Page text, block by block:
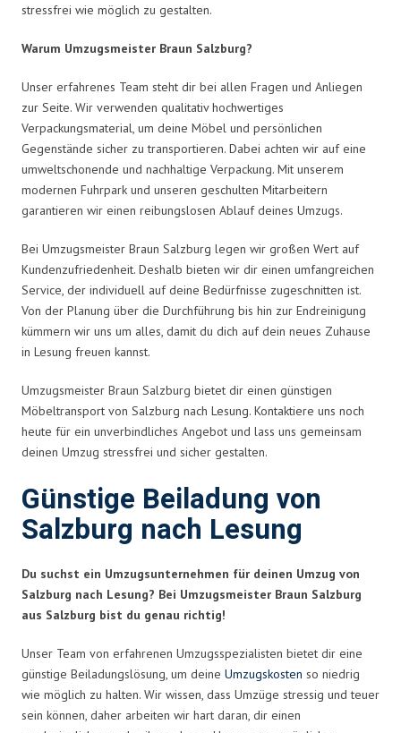
stressfrei wie möglich zu gestalten.
Warum Umzugsmeister Braun Salzburg?
Unser erfahrenes Team steht dir bei allen Fragen und Anliegen
zur Seite. Wir verwenden qualitativ hochwertiges
Verpackungsmaterial, um deine Möbel und persönlichen
Gegenstände sicher zu transportieren. Dabei achten wir auf eine
umweltschonende und nachhaltige Verpackung. Mit unserem
modernen Fuhrpark und unseren geschulten Mitarbeitern
garantieren wir einen reibungslosen Ablauf deines Umzugs.
Bei Umzugsmeister Braun Salzburg legen wir großen Wert auf
Kundenzufriedenheit. Deshalb bieten wir dir einen umfangreichen
Service, der individuell auf deine Bedürfnisse zugeschnitten ist.
Von der Planung über die Durchführung bis hin zur Endreinigung
kümmern wir uns um alles, damit du dich auf dein neues Zuhause
in Lesung freuen kannst.
Umzugsmeister Braun Salzburg bietet dir einen günstigen
Möbeltransport von Salzburg nach Lesung. Kontaktiere uns noch
heute für ein unverbindliches Angebot und lass uns gemeinsam
deinen Umzug stressfrei und sicher gestalten.
Günstige Beiladung von
Salzburg nach Lesung
Du suchst ein Umzugsunternehmen für deinen Umzug von
Salzburg nach Lesung? Bei Umzugsmeister Braun Salzburg
aus Salzburg bist du genau richtig!
Unser Team von erfahrenen Umzugsspezialisten bietet dir eine
günstige Beiladungslösung, um deine Umzugskosten so niedrig
wie möglich zu halten. Wir wissen, dass Umzüge stressig und teuer
sein können, daher arbeiten wir hart daran, dir einen